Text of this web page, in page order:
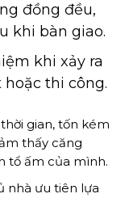
đồng đều,
khi bàn giao.
khi xảy ra
thi công.
gian, tốn kém
thấy căng
tổ ấm của mình.
nhà ưu tiên lựa